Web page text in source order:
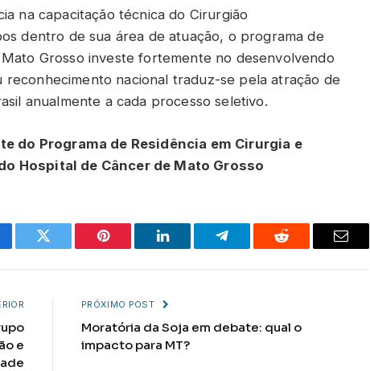
na capacitação técnica do Cirurgião
dentro de sua área de atuação, o programa de
Grosso investe fortemente no desenvolvendo
nacional traduz-se pela atração de
anualmente a cada processo seletivo.
do Programa de Residência em Cirurgia e
Hospital de Câncer de Mato Grosso
Twitter Pinterest LinkedIn Telegram Reddit Email
e
PRÓXIMO POST
Moratória da Soja em debate: qual o
impacto para MT?